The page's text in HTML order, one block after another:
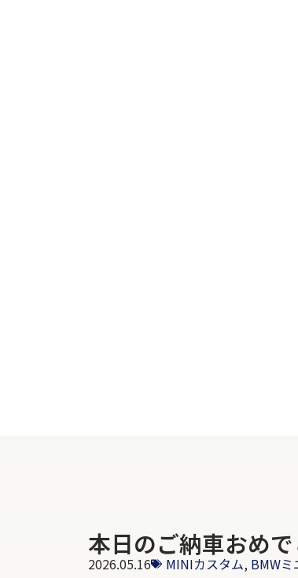
本日のご納車おめで
2026.05.16 MINIカスタム, BMWミ